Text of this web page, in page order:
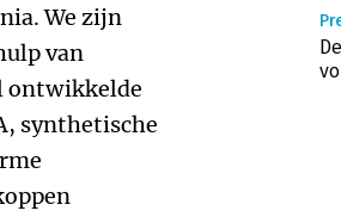
We zijn
van
ontwikkelde
synthetische